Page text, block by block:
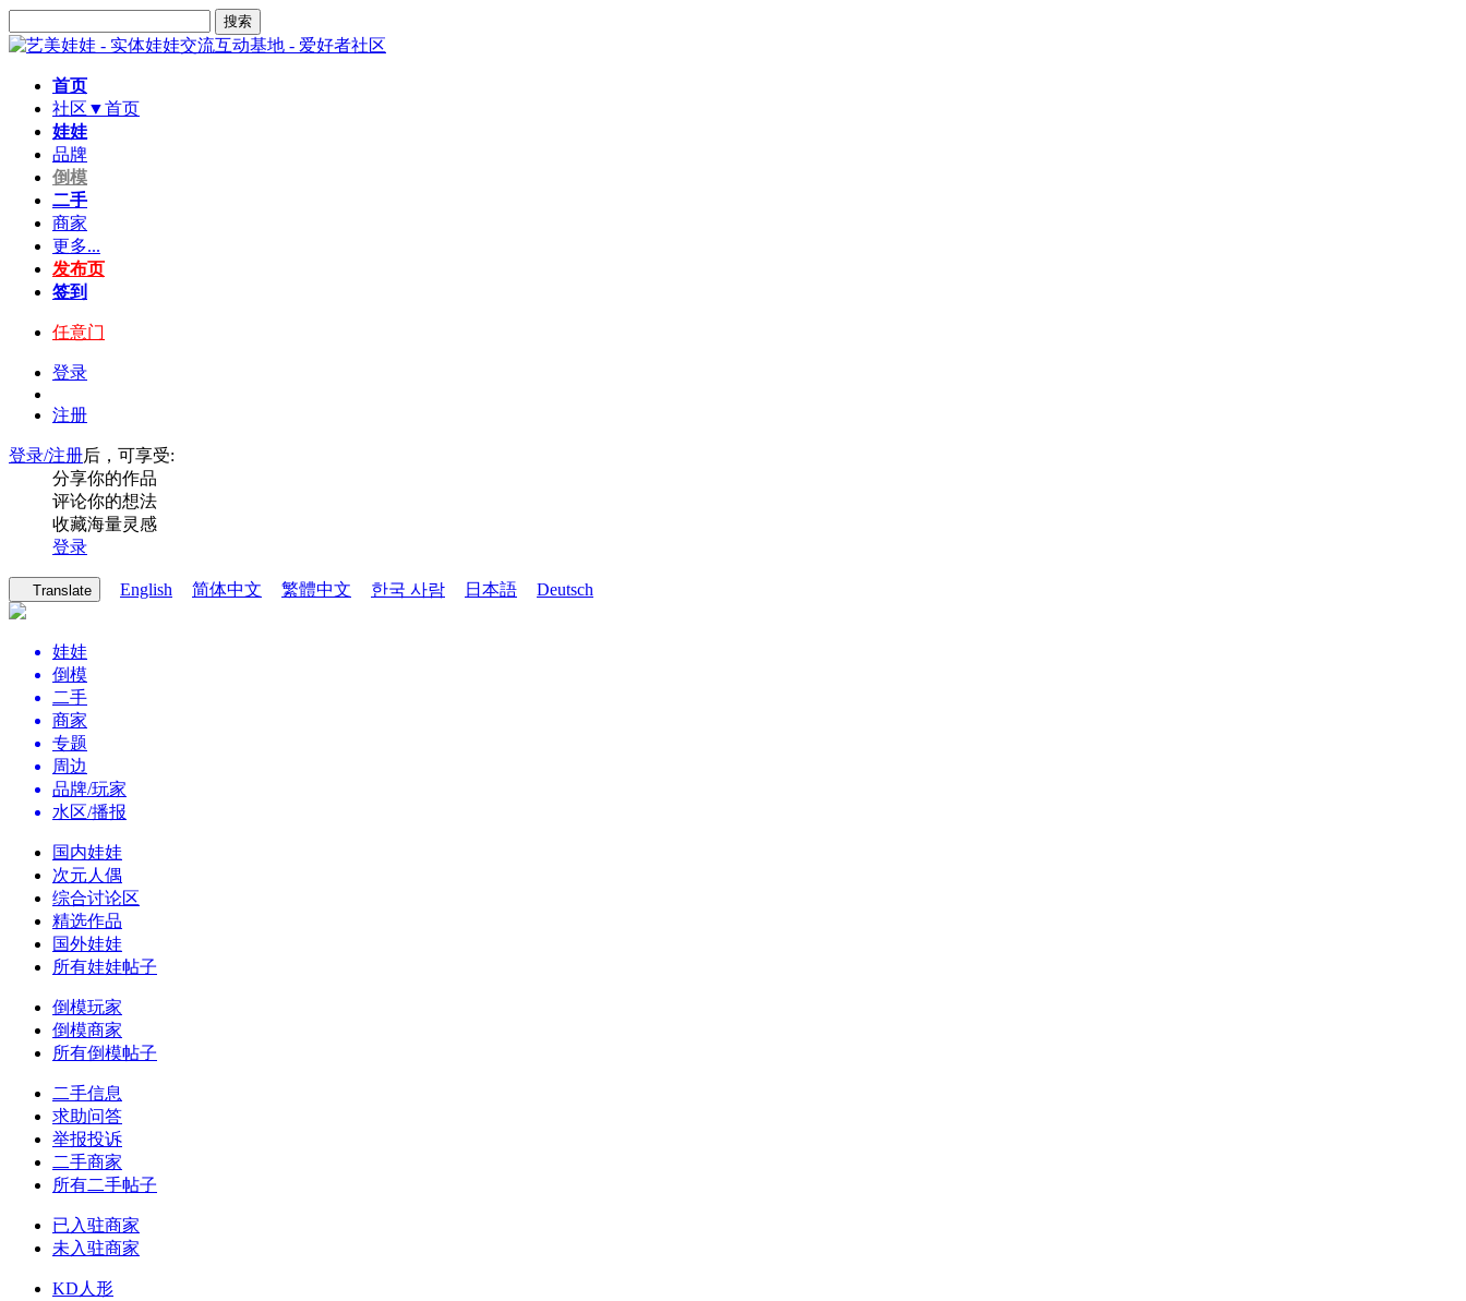
搜索
首页
社区▼首页
娃娃
品牌
倒模
二手
商家
更多...
发布页
签到
任意门
登录
注册
登录/注册后，可享受:
分享你的作品
评论你的想法
收藏海量灵感
登录
Translate English 简体中文 繁體中文 한국 사람 日本語 Deutsch
娃娃
倒模
二手
商家
专题
周边
品牌/玩家
水区/播报
国内娃娃
次元人偶
综合讨论区
精选作品
国外娃娃
所有娃娃帖子
倒模玩家
倒模商家
所有倒模帖子
二手信息
求助问答
举报投诉
二手商家
所有二手帖子
已入驻商家
未入驻商家
KD人形